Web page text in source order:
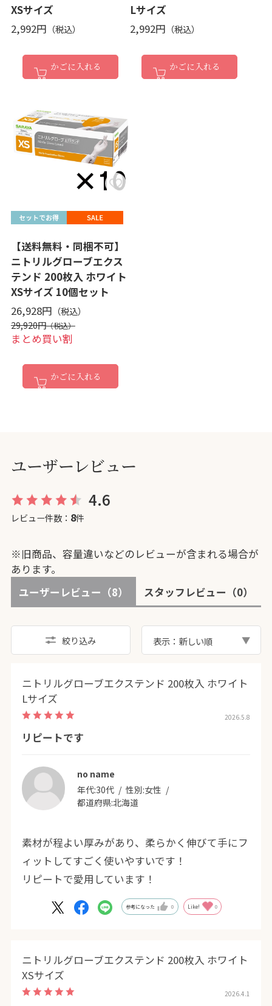
XSサイズ
2,992円
かごに入れる
Lサイズ
2,992円
かごに入れる
【送料無料・同梱不可】
ニトリルグローブエクス
テンド 200枚入 ホワイト
XSサイズ 10個セット
26,928円
29,920円
まとめ買い割
かごに入れる
ユーザーレビュー
4.6
レビュー件数： 8件
※旧商品、容量違いなどのレビューが含まれる場合が
あります。
ユーザーレビュー （8） スタッフレビュー （0）
絞り込み 表示：新しい順
ニトリルグローブエクステンド 200枚入 ホワイト
Lサイズ
2026.5.8
リピートです
no name
年代:30代 性別:女性
都道府県:北海道
素材が程よい厚みがあり、柔らかく伸びて手にフ
ィットしてすごく使いやすいです！
リピートで愛用しています！
参考になった 0 Like! 0
ニトリルグローブエクステンド 200枚入 ホワイト
XSサイズ
2026.4.1